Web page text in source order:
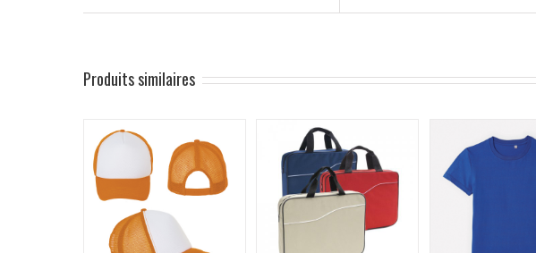
Produits similaires